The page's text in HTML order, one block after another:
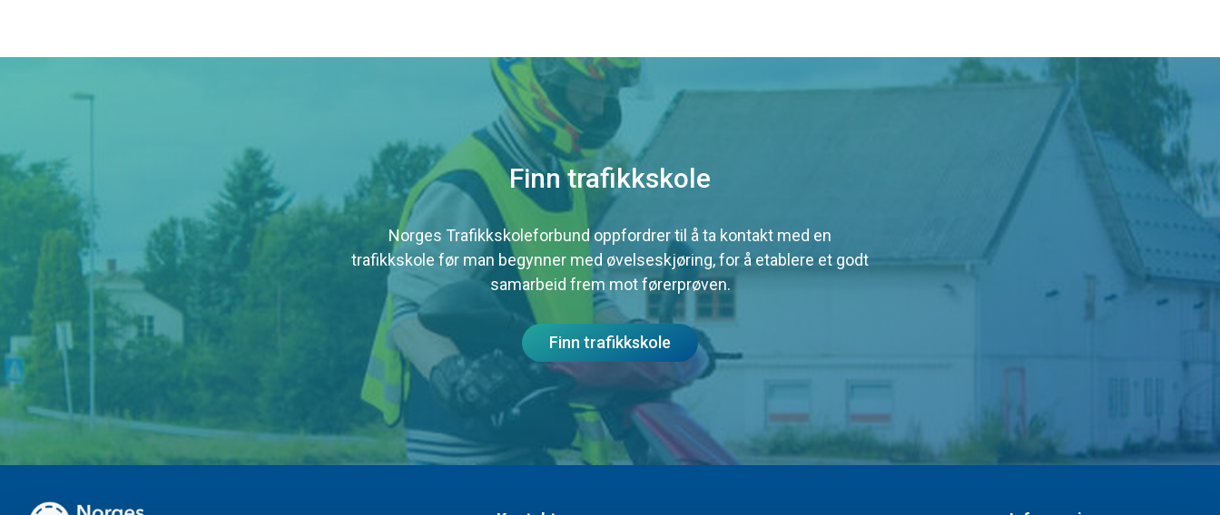
Finn trafikkskole
Norges Trafikkskoleforbund oppfordrer til å ta kontakt med en
trafikkskole før man begynner med øvelseskjøring, for å etablere et godt
samarbeid frem mot førerprøven.
Finn trafikkskole